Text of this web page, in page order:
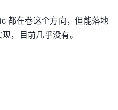
都在卷这个方向，但能落地
，目前几乎没有。